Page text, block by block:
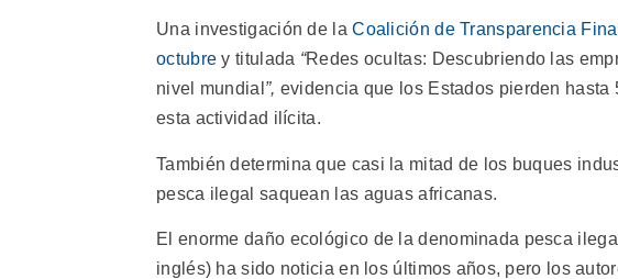
Una investigación de laCoalición de Transparencia
octubre y titulada “Redes ocultas: Descubriendo las
nivel mundial ”, evidencia que los Estados pierden
esta actividad ilícita.
También determina que casi la mitad de los buques
pesca ilegal saquean las aguas africanas.
El enorme daño ecológico de la denominada pesca
inglés) ha sido noticia en los últimos años, pero los